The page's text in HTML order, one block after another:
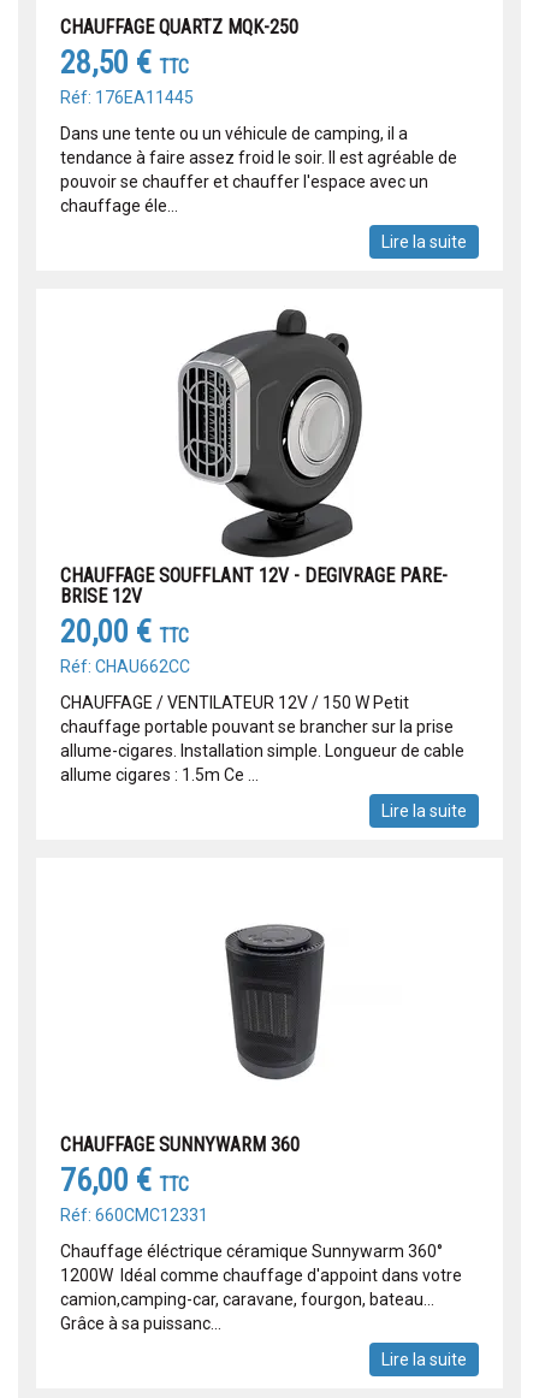
CHAUFFAGE QUARTZ MQK-250
28,50 € TTC
Réf: 176EA11445
Dans une tente ou un véhicule de camping, il a
tendance à faire assez froid le soir. Il est agréable de
pouvoir se chauffer et chauffer l'espace avec un
chauffage éle...
Lire la suite
CHAUFFAGE SOUFFLANT 12V - DEGIVRAGE PARE-
BRISE 12V
20,00 € TTC
Réf: CHAU662CC
CHAUFFAGE / VENTILATEUR 12V / 150 W Petit
chauffage portable pouvant se brancher sur la prise
allume-cigares. Installation simple. Longueur de cable
allume cigares : 1.5m Ce ...
Lire la suite
CHAUFFAGE SUNNYWARM 360
76,00 € TTC
Réf: 660CMC12331
Chauffage éléctrique céramique Sunnywarm 360°
1200W Idéal comme chauffage d'appoint dans votre
camion,camping-car, caravane, fourgon, bateau...
Grâce à sa puissanc...
Lire la suite